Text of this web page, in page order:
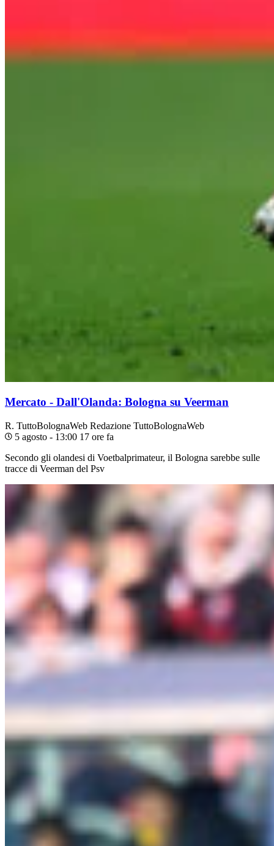
Mercato - Dall'Olanda: Bologna su Veerman
R. TuttoBolognaWeb Redazione TuttoBolognaWeb
5 agosto - 13:00 17 ore fa
Secondo gli olandesi di Voetbalprimateur, il Bologna sarebbe sulle
tracce di Veerman del Psv